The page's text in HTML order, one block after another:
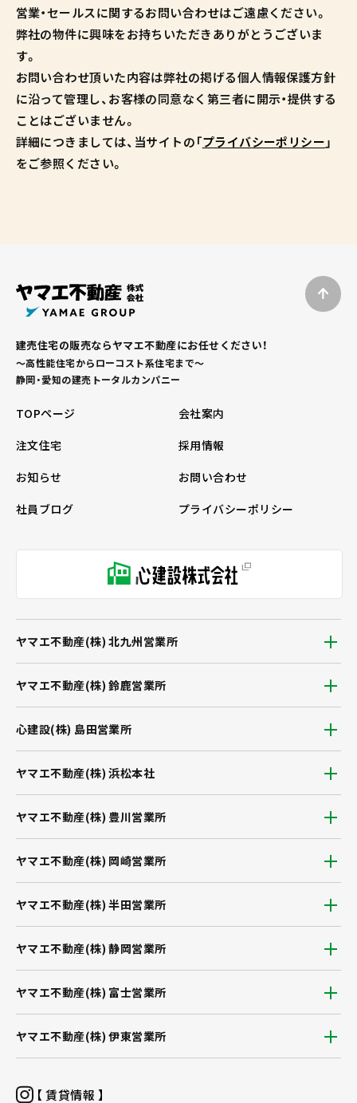
営業・セールスに関するお問い合わせはご遠慮ください。
弊社の物件に興味をお持ちいただきありがとうございま
す。
お問い合わせ頂いた内容は弊社の掲げる個人情報保護方針
に沿って管理し、お客様の同意なく第三者に開示・提供する
ことはございません。
詳細につきましては、当サイトの「プライバシーポリシー」
をご参照ください。
建売住宅の販売ならヤマエ不動産にお任せください！
～高性能住宅からローコスト系住宅まで～
静岡・愛知の建売トータルカンパニー
TOPページ
会社案内
注文住宅
採用情報
お知らせ
お問い合わせ
社員ブログ
プライバシーポリシー
ヤマエ不動産(株) 浜松本社
ヤマエ不動産(株) 静岡営業所
ヤマエ不動産(株) 豊川営業所
ヤマエ不動産(株) 富士営業所
ヤマエ不動産(株) 岡崎営業所
ヤマエ不動産(株) 伊東営業所
ヤマエ不動産(株) 半田営業所
ヤマエ不動産(株) 北九州営業所
ヤマエ不動産(株) 鈴鹿営業所
心建設(株) 島田営業所
【 賃貸情報 】